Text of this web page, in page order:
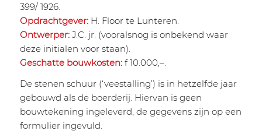
399/ 1926.
Opdrachtgever:H. Floor te Lunteren.
Ontwerper:J.C. jr. (vooralsnog is onbekend waar
deze initialen voor staan).
Geschatte bouwkosten:f 10.000,–.
De stenen schuur (‘veestalling’) is in hetzelfde jaar
gebouwd als de boerderij. Hiervan is geen
bouwtekening ingeleverd, de gegevens zijn op een
formulier ingevuld.